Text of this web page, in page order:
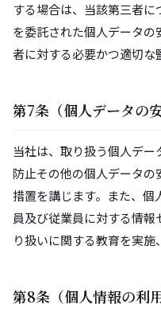
する場合は、当該第三者
を委託された個人データ
者に対する必要かつ適切な
第7条（個人データの
当社は、取り扱う個人デ
防止その他の個人データ
措置を講じます。また、
員及び従業員に対する情
り扱いに関する教育を実施
第8条（個人情報の利